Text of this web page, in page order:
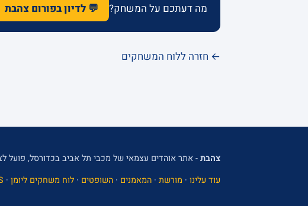
מה דעתכם על המשחק? 💬 לדיון בפורום צהבת
← חזרה ללוח המשחקים
צהבת- אתר אוהדים עצמאי של מכבי תל אביב בכדורסל, פועל
עוד עלינו · מורשת · המאמנים · השופטים · לוח משחקים ליומן ·